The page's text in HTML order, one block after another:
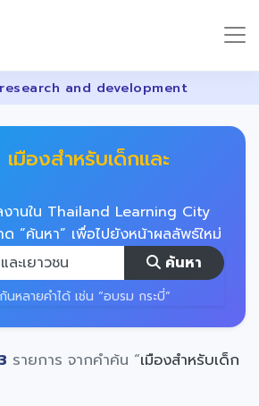
and development
เมืองสำหรับเด็กและ
านใน Thailand Learning City
“ค้นหา” เพื่อไปยังหน้าผลลัพธ์ใหม่
ค้นหา
หลายคำได้ เช่น “อบรม กระบี่”
รายการ จากคำค้น “เมืองสำหรับเด็ก